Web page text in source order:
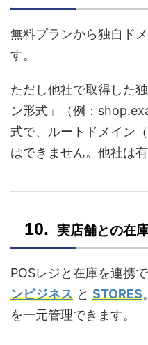
無料プランから独自ド
す。
ただし他社で取得した
ン形式」（例：
式で、ルートドメイン
はできません。他社は
実店舗との在
POSレジと在庫を連携
ンビジネス と STORES
を一元管理できます。